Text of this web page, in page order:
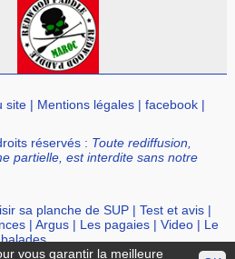
site | Mentions légales |facebook |
réservés : Toute rediffusion,
partielle, est interdite sans notre
sa planche de SUP |Test et avis |
|Argus | Les pagaies |Video | Le
vous garantir la meilleure